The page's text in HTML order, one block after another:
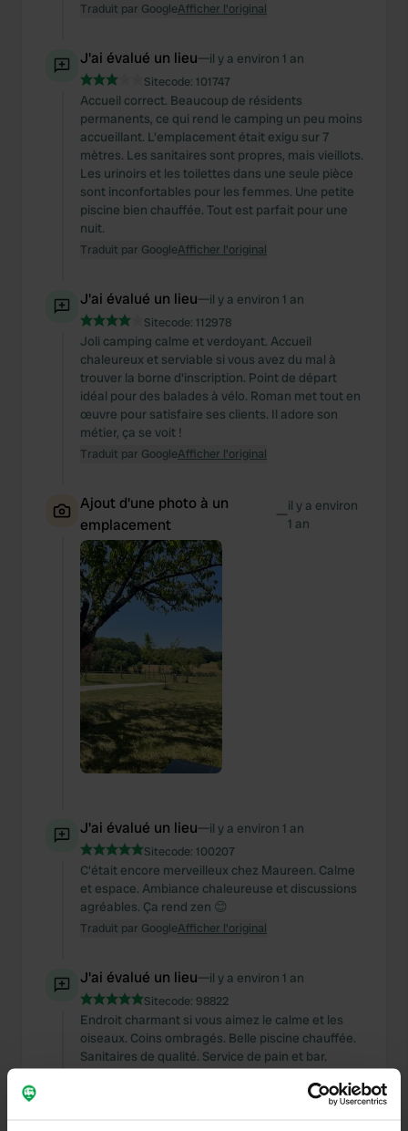
Traduit par GoogleAfficher l'original
J'ai évalué un lieu—il y a environ 1 an
Sitecode: 101747
Accueil correct. Beaucoup de résidents
permanents, ce qui rend le camping un peu moins
accueillant. L'emplacement était exigu sur 7
mètres. Les sanitaires sont propres, mais vieillots.
Les urinoirs et les toilettes dans une seule pièce
sont inconfortables pour les femmes. Une petite
piscine bien chauffée. Tout est parfait pour une
nuit.
Traduit par GoogleAfficher l'original
J'ai évalué un lieu—il y a environ 1 an
Sitecode: 112978
Joli camping calme et verdoyant. Accueil
chaleureux et serviable si vous avez du mal à
trouver la borne d'inscription. Point de départ
idéal pour des balades à vélo. Roman met tout en
œuvre pour satisfaire ses clients. Il adore son
métier, ça se voit !
Traduit par GoogleAfficher l'original
Ajout d'une photo à un
emplacement
—il y a environ
1 an
J'ai évalué un lieu—il y a environ 1 an
Sitecode: 100207
C'était encore merveilleux chez Maureen. Calme
et espace. Ambiance chaleureuse et discussions
agréables. Ça rend zen 😊
Traduit par GoogleAfficher l'original
J'ai évalué un lieu—il y a environ 1 an
Sitecode: 98822
Endroit charmant si vous aimez le calme et les
oiseaux. Coins ombragés. Belle piscine chauffée.
Sanitaires de qualité. Service de pain et bar.
Accueil chaleureux et serviable. Cadre